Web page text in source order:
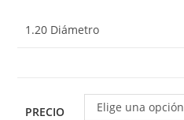
1.20 Diámetro
PRECIO Elige una opción